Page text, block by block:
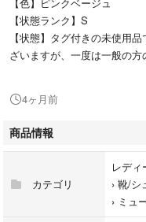
【状態ランク】S
【状態】タグ付きの未使用
ざいますが、一度は一般の
す。また、保管・陳列時の
【付属品】箱
【備考】品番 4W0S0JB1
細等をご確認の上ご購入くだ
4ヶ月前
商品情報
カテゴリ
レディ
› 靴/シ
› ミュ